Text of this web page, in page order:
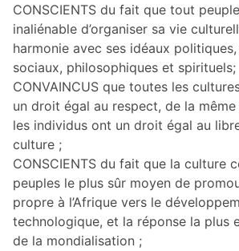
CONSCIENTS du fait que tout
inaliénable d’organiser sa vie
harmonie avec ses idéaux
sociaux, philosophiques et spirituels;
CONVAINCUS que toutes les
un droit égal au respect, de la
les individus ont un droit égal au
culture ;
CONSCIENTS du fait que la culture
peuples le plus sûr moyen de
propre à l’Afrique vers le
technologique, et la réponse la plus
de la mondialisation ;